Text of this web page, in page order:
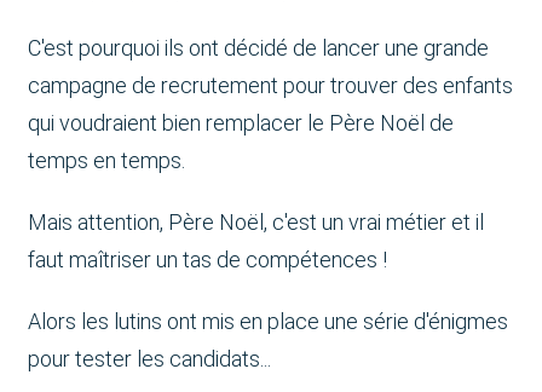
C'est pourquoi ils ont décidé de lancer une grande
campagne de recrutement pour trouver des enfants
qui voudraient bien remplacer le Père Noël de
temps en temps.
Mais attention, Père Noël, c'est un vrai métier et il
faut maîtriser un tas de compétences !
Alors les lutins ont mis en place une série d'énigmes
pour tester les candidats...